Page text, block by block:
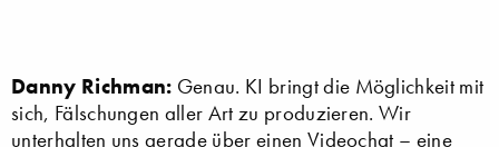
Danny Richman: Genau. KI bringt die Möglichkeit mit
sich, Fälschungen aller Art zu produzieren. Wir
unterhalten uns gerade über einen Videochat – eine